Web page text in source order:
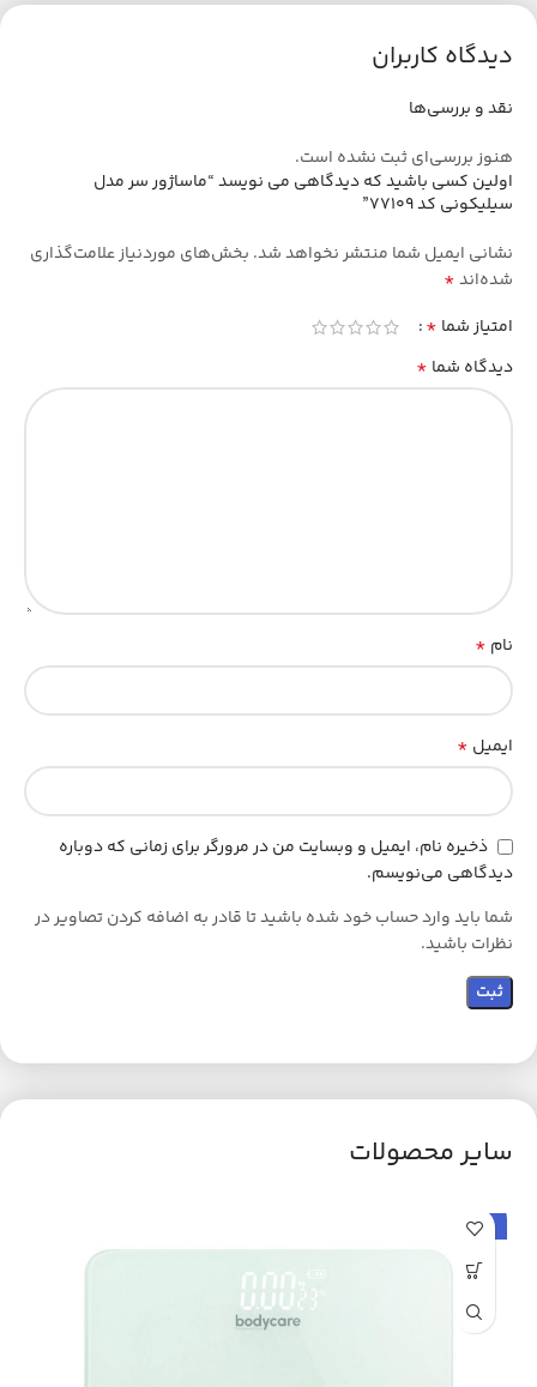
دیدگاه کاربران
نقد و بررسی‌ها
هنوز بررسی‌ای ثبت نشده است.
اولین کسی باشید که دیدگاهی می نویسد “ماساژور سر مدل
سیلیکونی کد 77109”
نشانی ایمیل شما منتشر نخواهد شد. بخش‌های موردنیاز علامت‌گذاری
شده‌اند*
امتیاز شما *
دیدگاه شما *
نام *
ایمیل *
ذخیره نام، ایمیل و وبسایت من در مرورگر برای زمانی که دوباره
دیدگاهی می‌نویسم.
شما باید وارد حساب خود شده باشید تا قادر به اضافه کردن تصاویر در
نظرات باشید.
سایر محصولات
حراج